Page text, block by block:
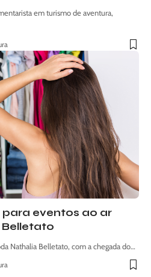
em turismo de aventura,
eventos ao ar
Belletato
Nathalia Belletato, com a chegada do…